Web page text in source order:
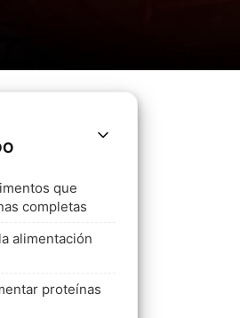
que
completas
alimentación
proteínas